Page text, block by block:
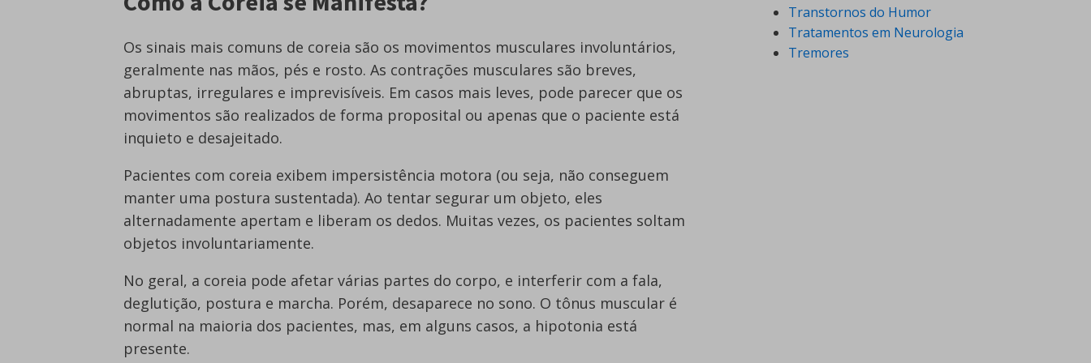
Os sinais mais comuns de coreia são os movimentos musculares involuntários,
geralmente nas mãos, pés e rosto. As contrações musculares são breves,
abruptas, irregulares e imprevisíveis. Em casos mais leves, pode parecer que os
movimentos são realizados de forma proposital ou apenas que o paciente está
inquieto e desajeitado.
Pacientes com coreia exibem impersistência motora (ou seja, não conseguem
manter uma postura sustentada). Ao tentar segurar um objeto, eles
alternadamente apertam e liberam os dedos. Muitas vezes, os pacientes soltam
objetos involuntariamente.
No geral, a coreia pode afetar várias partes do corpo, e interferir com a fala,
deglutição, postura e marcha. Porém, desaparece no sono. O tônus muscular é
normal na maioria dos pacientes, mas, em alguns casos, a hipotonia está
presente.
Transtornos do Humor
Tratamentos em Neurologia
Tremores